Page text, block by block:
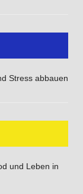
Stress abbauen
und Leben in